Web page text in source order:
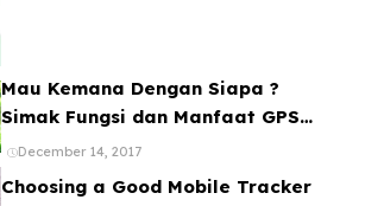
Mau Kemana Dengan Siapa ?
Simak Fungsi dan Manfaat GPS
Mobil
December 14, 2017
Choosing a Good Mobile Tracker